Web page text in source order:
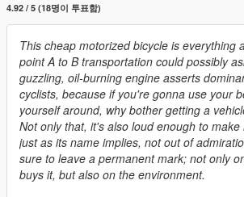
4.92 / 5 (18명이 투표함)
This cheap motorized bicycle is everything
point A to B transportation could possibly
guzzling, oil-burning engine asserts
cyclists, because if you're gonna use your
yourself around, why bother getting a
Not only that, it's also loud enough to
just as its name implies, not out of
sure to leave a permanent mark; not only
buys it, but also on the environment.